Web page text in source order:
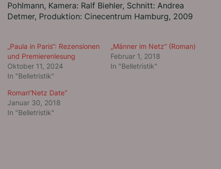
Pohlmann, Kamera: Ralf Biehler, Schnitt: Andrea
Detmer, Produktion: Cinecentrum Hamburg, 2009
„Paula in Paris“: Rezensionen
und Premierenlesung
Oktober 11, 2024
In "Belletristik"
„Männer im Netz“ (Roman)
Februar 1, 2018
In "Belletristik"
Roman“Netz Date“
Januar 30, 2018
In "Belletristik"